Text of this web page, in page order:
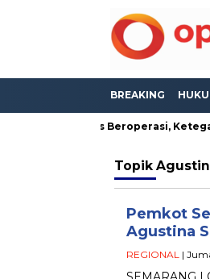
BREAKING
Masih Bebas Beroperasi,
Topik
Pemkot
Agustina
REGIONAL |